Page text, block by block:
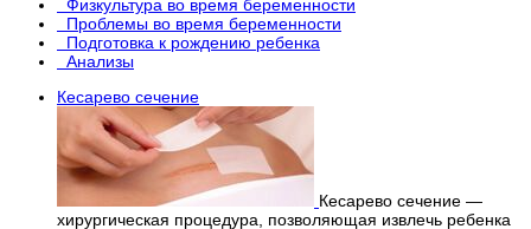
Физкультура во время беременности
Проблемы во время беременности
Подготовка к рождению ребенка
Анализы
Кесарево сечение
Кесарево сечение —
хирургическая процедура, позволяющая извлечь ребенка